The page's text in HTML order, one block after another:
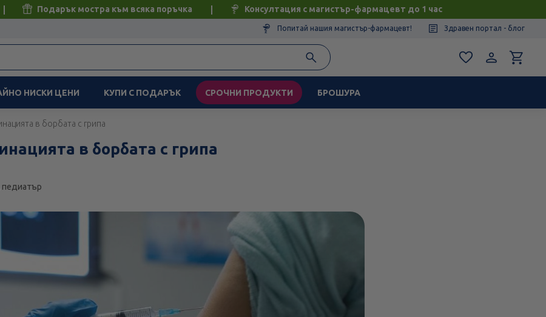
Подарък мостра към всяка поръчка Консултация с магистър-фармацевт до 1 час
Попитай нашия магистър-фармацевт! Здравен портал - блог
НИСКИ ЦЕНИ КУПИ С ПОДАРЪК СРОЧНИ ПРОДУКТИ БРОШУРА
в борбата с грипа
в борбата с грипа
педиатър